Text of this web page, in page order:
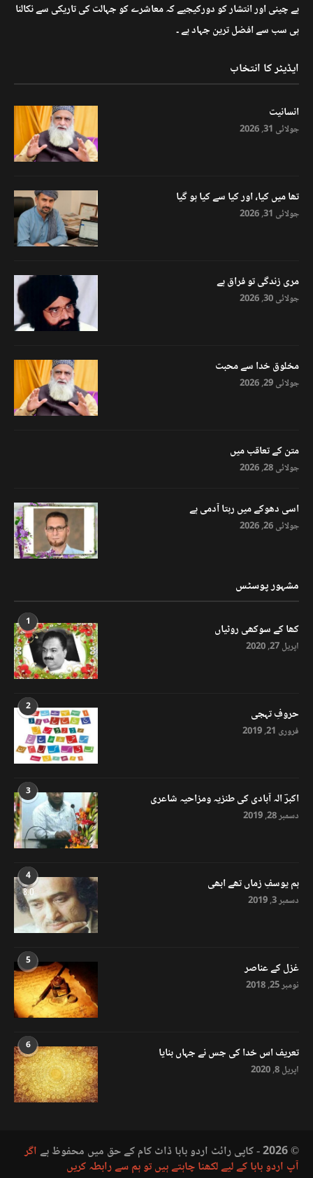
بے چینی اور انتشار کو دورکیجیے کہ معاشرے کو جہالت کی تاریکی سے نکالنا
ہی سب سے افضل ترین جہاد ہے ۔
ایڈیٹر کا انتخاب
انسانیت
جولائی 31, 2026
تھا میں کیا، اور کیا سے کیا ہو گیا
جولائی 31, 2026
مری زندگی تو فراق ہے
جولائی 30, 2026
مخلوق خدا سے محبت
جولائی 29, 2026
متن کے تعاقب میں
جولائی 28, 2026
اسی دھوکے میں رہتا آدمی ہے
جولائی 26, 2026
مشہور پوسٹس
1 کھا کے سوکھی روٹیاں
اپریل 27, 2020
2 حروفِ تہجی
فروری 21, 2019
3 اکبرؔ الہ آبادی کی طنزیہ ومزاحیہ شاعری
دسمبر 28, 2019
4
8.0 ہم یوسفِ زماں تھے ابھی
دسمبر 3, 2019
5 غزل کے عناصر
نومبر 25, 2018
6 تعریف اس خدا کی جس نے جہاں بنایا
اپریل 8, 2020
© 2026 - کاپی رائٹ اردو بابا ڈاٹ کام کے حق میں محفوظ ہے
اگر
آپ اردو بابا کے لیے لکھنا چاہتے ہیں تو ہم سے رابطہ کریں